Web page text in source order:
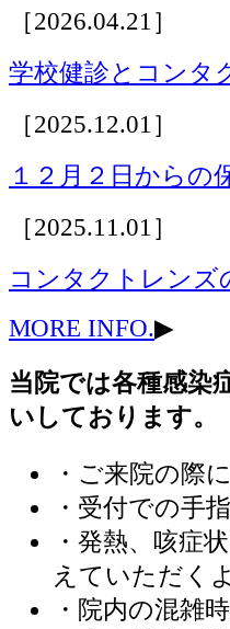
［2026.04.21］
学校健診とコンタ
［2025.12.01］
１２月２日からの
［2025.11.01］
コンタクトレンズ
MORE INFO.▶
当院では各種感染
いしております。
・ご来院の際
・受付での手
・発熱、咳症
えていただく
・院内の混雑